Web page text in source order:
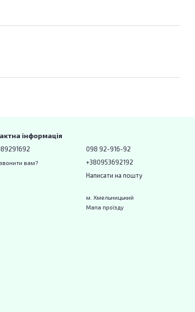
інформація
вам?
098 92-916-92
+380953692192
Написати на пошту
м. Хмельницький
Мапа проїзду